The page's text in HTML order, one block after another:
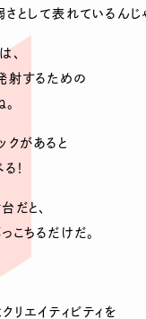
として表れているんじ
、
射するための
クがあると
！
だと、
こちるだけだ。
リエイティビティを